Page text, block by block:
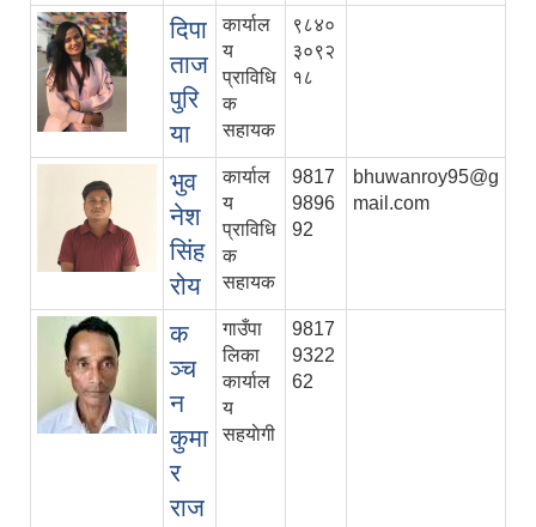
दिपा
ताज
पुरि
या
कार्याल
य
प्राविधि
क
सहायक
९८४०
३०९२
१८
भुव
नेश
सिंह
रोय
कार्याल
य
प्राविधि
क
सहायक
9817
9896
92
bhuwanroy95@g
mail.com
क
ञ्च
न
कुमा
र
राज
गाउँपा
लिका
कार्याल
य
सहयाेगी
9817
9322
62